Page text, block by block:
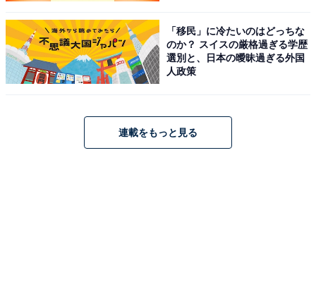
「移民」に冷たいのはどっちな
のか？ スイスの厳格過ぎる学歴
選別と、日本の曖昧過ぎる外国
人政策
連載をもっと見る